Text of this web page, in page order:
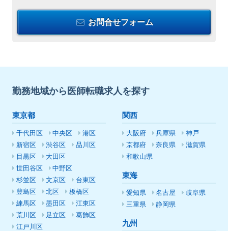
お問合せフォーム
勤務地域から医師転職求人を探す
東京都
千代田区 中央区
港区
新宿区
渋谷区
品川区
目黒区
大田区
世田谷区
中野区
杉並区
文京区
台東区
豊島区
北区
板橋区
練馬区
墨田区
江東区
荒川区
足立区
葛飾区
江戸川区
関西
大阪府 兵庫県
神戸
京都府
奈良県
滋賀県
和歌山県
東海
愛知県 名古屋
岐阜県
三重県
静岡県
九州